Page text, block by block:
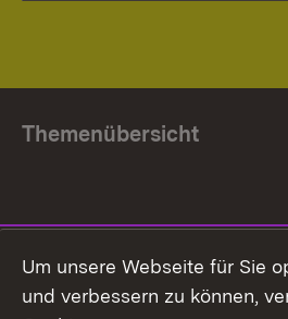
Themenübersicht
Facebook
Um unsere Webseite für Sie
und verbessern zu können,